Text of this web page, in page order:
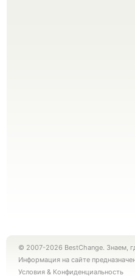
© 2007-2026 BestChange. Знаем,
Информация на сайте
Условия & Конфиденциальность